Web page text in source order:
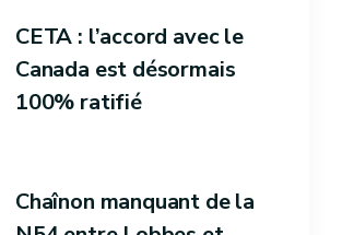
CETA : l’accord avec le
Canada est désormais
100% ratifié
Chaînon manquant de la